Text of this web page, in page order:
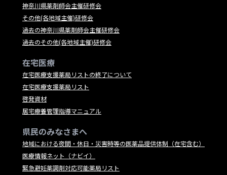
神奈川県薬剤師会主催研修会
その他(各地域主催)研修会
過去の神奈川県薬剤師会主催研修会
過去のその他(各地域主催)研修会
在宅医療
在宅医療支援薬局リストの終了について
在宅医療支援薬局リスト
啓発資材
居宅療養管理指導マニュアル
県民のみなさまへ
地域における夜間・休日・災害時等の医薬品提供体制（在宅含む）
医療情報ネット（ナビイ）
緊急避妊薬調剤対応可能薬局リスト